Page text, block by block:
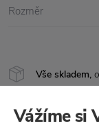
Vše skladem,
Rozměr
Vážíme si